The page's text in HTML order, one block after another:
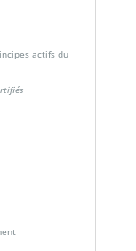
actifs du